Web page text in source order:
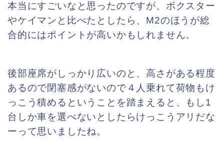
本当にすごいなと思ったのですが、ボクスター
やケイマンと比べたとしたら、M2のほうが総
合的にはポイントが高いかもしれません。
後部座席がしっかり広いのと、高さがある程度
あるので閉塞感がないので４人乗れて荷物もけ
っこう積めるということを踏まえると、もし1
台しか車を選べないとしたらけっこうアリだな
ーって思いましたね。